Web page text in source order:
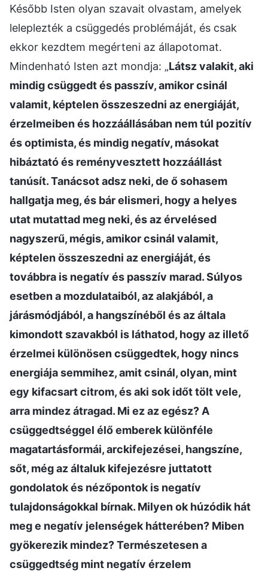
Később Isten olyan szavait olvastam, amelyek
leleplezték a csüggedés problémáját, és csak
ekkor kezdtem megérteni az állapotomat.
Mindenható Isten azt mondja: „Látsz valakit, aki
mindig csüggedt és passzív, amikor csinál
valamit, képtelen összeszedni az energiáját,
érzelmeiben és hozzáállásában nem túl pozitív
és optimista, és mindig negatív, másokat
hibáztató és reményvesztett hozzáállást
tanúsít. Tanácsot adsz neki, de ő sohasem
hallgatja meg, és bár elismeri, hogy a helyes
utat mutattad meg neki, és az érvelésed
nagyszerű, mégis, amikor csinál valamit,
képtelen összeszedni az energiáját, és
továbbra is negatív és passzív marad. Súlyos
esetben a mozdulataiból, az alakjából, a
járásmódjából, a hangszínéből és az általa
kimondott szavakból is láthatod, hogy az illető
érzelmei különösen csüggedtek, hogy nincs
energiája semmihez, amit csinál, olyan, mint
egy kifacsart citrom, és aki sok időt tölt vele,
arra mindez átragad. Mi ez az egész? A
csüggedtséggel élő emberek különféle
magatartásformái, arckifejezései, hangszíne,
sőt, még az általuk kifejezésre juttatott
gondolatok és nézőpontok is negatív
tulajdonságokkal bírnak. Milyen ok húzódik hát
meg e negatív jelenségek hátterében? Miben
gyökerezik mindez? Természetesen a
csüggedtség mint negatív érzelem